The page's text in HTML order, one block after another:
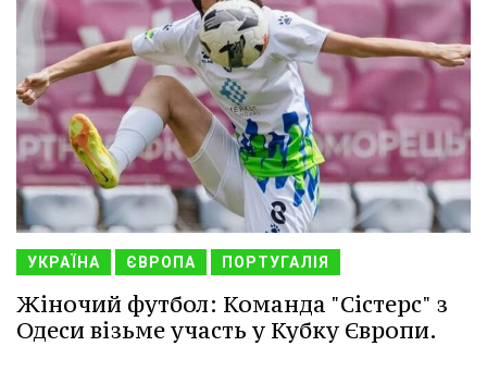
УКРАЇНА ЄВРОПА ПОРТУГАЛІЯ
Жіночий футбол: Команда "Сістерс" з
Одеси візьме участь у Кубку Європи.